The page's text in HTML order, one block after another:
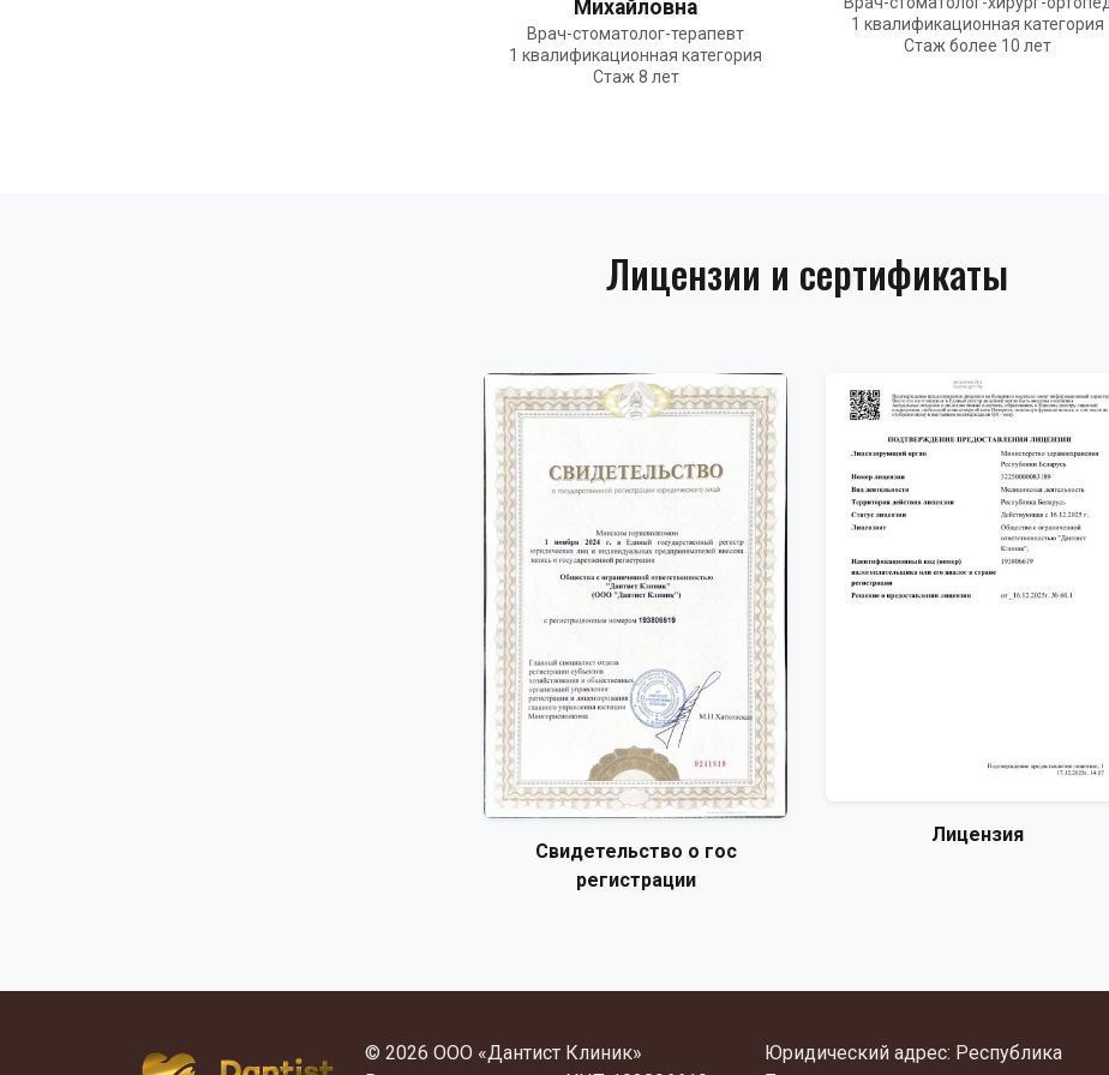
Михайловна
Врач-стоматолог-терапевт
1 квалификационная категория
Стаж 8 лет
1 квалификационная категория
Стаж более 10 лет
Лицензии и сертификаты
Свидетельство о гос
регистрации
Лицензия
© 2026 ООО «Дантист Клиник»
Юридический адрес: Республика